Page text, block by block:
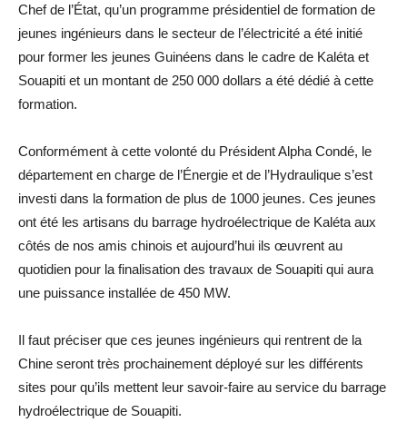
Chef de l’État, qu’un programme présidentiel de formation de
jeunes ingénieurs dans le secteur de l’électricité a été initié
pour former les jeunes Guinéens dans le cadre de Kaléta et
Souapiti et un montant de 250 000 dollars a été dédié à cette
formation.
Conformément à cette volonté du Président Alpha Condé, le
département en charge de l’Énergie et de l’Hydraulique s’est
investi dans la formation de plus de 1000 jeunes. Ces jeunes
ont été les artisans du barrage hydroélectrique de Kaléta aux
côtés de nos amis chinois et aujourd’hui ils œuvrent au
quotidien pour la finalisation des travaux de Souapiti qui aura
une puissance installée de 450 MW.
Il faut préciser que ces jeunes ingénieurs qui rentrent de la
Chine seront très prochainement déployé sur les différents
sites pour qu’ils mettent leur savoir-faire au service du barrage
hydroélectrique de Souapiti.